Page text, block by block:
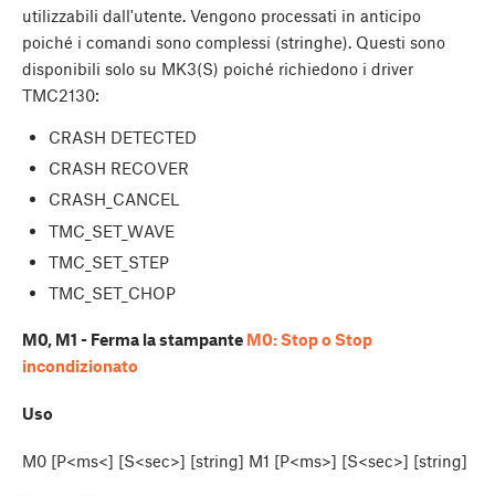
utilizzabili dall'utente. Vengono processati in anticipo
poiché i comandi sono complessi (stringhe). Questi sono
disponibili solo su MK3(S) poiché richiedono i driver
TMC2130:
CRASH DETECTED
CRASH RECOVER
CRASH_CANCEL
TMC_SET_WAVE
TMC_SET_STEP
TMC_SET_CHOP
M0, M1 - Ferma la stampante M0: Stop o Stop
incondizionato
Uso
M0 [P<ms<] [S<sec>] [string] M1 [P<ms>] [S<sec>] [string]